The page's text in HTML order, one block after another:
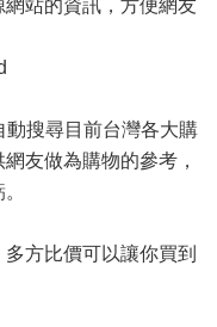
站的資訊，方便網友
搜尋目前台灣各大購
友做為購物的參考，
方比價可以讓你買到